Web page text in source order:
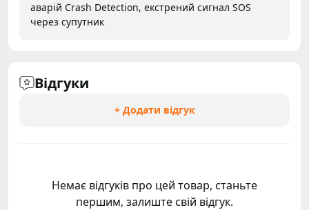
аварій Crash Detection, екстрений сигнал SOS
через супутник
Відгуки
+ Додати відгук
Немає відгуків про цей товар, станьте
першим, залиште свій відгук.